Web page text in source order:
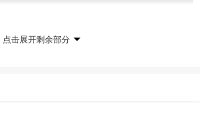
点击展开剩余部分